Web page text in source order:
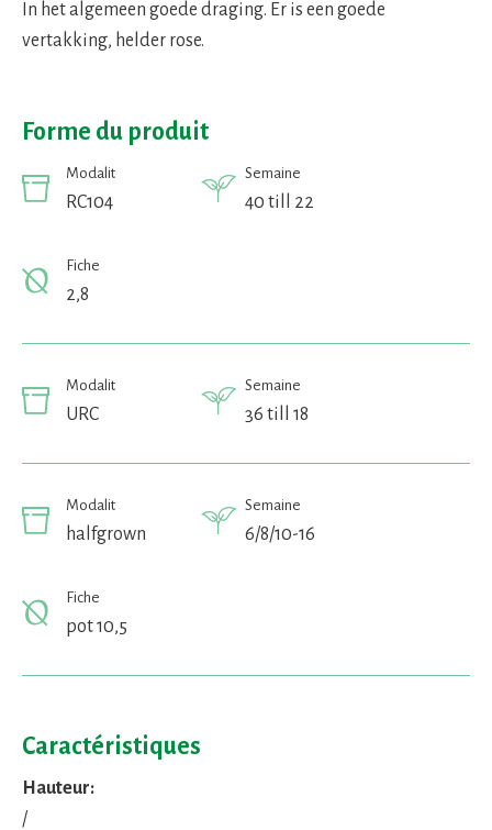
In het algemeen goede draging. Er is een goede
vertakking, helder rose.
Forme du produit
Modalit
RC104
Semaine
40 till 22
Fiche
2,8
Modalit
URC
Semaine
36 till 18
Modalit
halfgrown
Semaine
6/8/10-16
Fiche
pot 10,5
Caractéristiques
Hauteur:
/